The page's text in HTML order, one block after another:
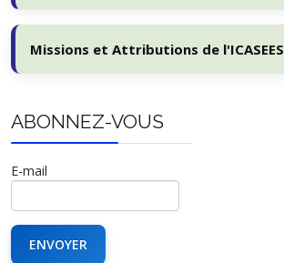
Missions et Attributions de l'ICASEES
ABONNEZ-VOUS
E-mail